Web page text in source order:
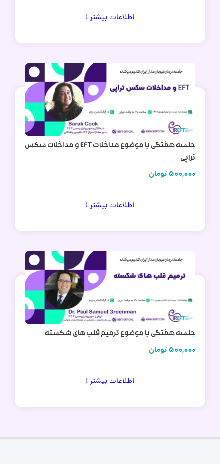
اطلاعات بیشتر !
جلسه هفتگی با موضوع مداخلات EFT و مداخلات سکس
500,000تومان
اطلاعات بیشتر !
جلسه هفتگی با موضوع ترمیم قلب های شکسته
500,000تومان
اطلاعات بیشتر !